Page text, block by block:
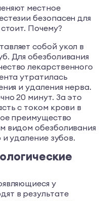
местное
безопасен для
Почему?
собой укол в
Для обезболивания
лекарственного
утратилась
и удаления нерва.
20 минут. За это
с током крови в
преимущество
видом обезболивания
удаление зубов.
у
в результате